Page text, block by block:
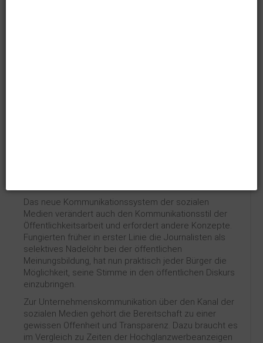
Das neue Kommunikationssystem der sozialen
Medien verändert auch den Kommunikationsstil der
Öffentlichkeitsarbeit und erfordert andere Konzepte.
Fungierten früher in erster Linie die Journalisten als
selektives Nadelöhr bei der öffentlichen
Meinungsbildung, hat nun praktisch jeder Bürger die
Möglichkeit, seine Stimme in den öffentlichen Diskurs
einzubringen.
Zur Unternehmenskommunikation über den Kanal der
sozialen Medien gehört die Bereitschaft zu einer
gewissen Offenheit und Transparenz. Dazu braucht es
im Vergleich zu Zeiten der Hochglanzwerbeanzeigen